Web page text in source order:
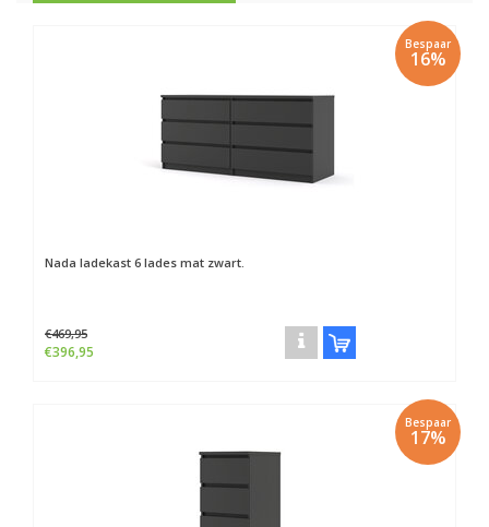
Bespaar
16%
Nada ladekast 6 lades mat zwart.
€469,95
€396,95
Bespaar
17%